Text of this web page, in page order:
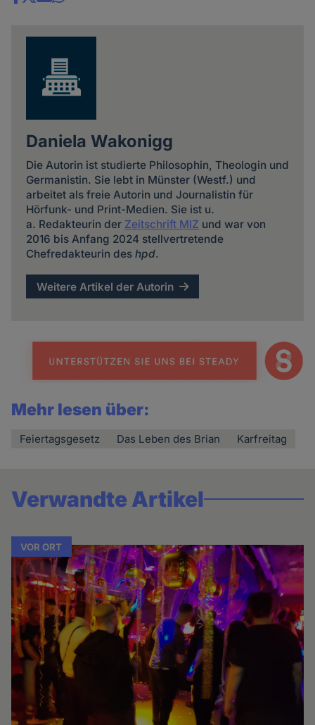
Share
Daniela Wakonigg
Die Autorin ist studierte Philosophin, Theologin und
Germanistin. Sie lebt in Münster (Westf.) und
arbeitet als freie Autorin und Journalistin für
Hörfunk- und Print-Medien. Sie ist u.
a. Redakteurin der Zeitschrift MIZ und war von
2016 bis Anfang 2024 stellvertretende
Chefredakteurin des hpd.
Weitere Artikel der Autorin
Mehr lesen über:
Feiertagsgesetz Das Leben des Brian Karfreitag
Verwandte Artikel
VOR ORT